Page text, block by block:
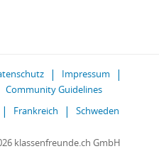
Impressum
Community Guidelines
Frankreich Schweden
klassenfreunde.ch GmbH